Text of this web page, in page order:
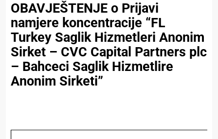
OBAVJEŠTENJE o Prijavi
namjere koncentracije “FL
Turkey Saglik Hizmetleri Anonim
Sirket – CVC Capital Partners plc
– Bahceci Saglik Hizmetlire
Anonim Sirketi”